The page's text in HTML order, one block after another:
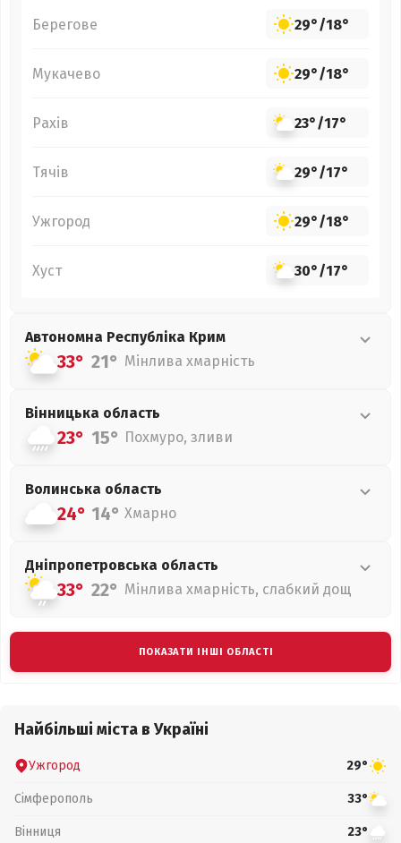
Берегове 29°/18°
Мукачево 29°/18°
Рахів 23°/17°
Тячів 29°/17°
Ужгород 29°/18°
Хуст 30°/17°
Автономна Республіка Крим
33° 21° Мінлива хмарність
Вінницька область
23° 15° Похмуро, зливи
Волинська область
24° 14° Хмарно
Дніпропетровська область
33° 22° Мінлива хмарність, слабкий дощ
ПОКАЗАТИ ІНШІ ОБЛАСТІ
Найбільші міста в Україні
Ужгород 29°
Сімферополь 33°
Вінниця 23°